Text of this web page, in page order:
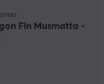
Fin Musmatta -